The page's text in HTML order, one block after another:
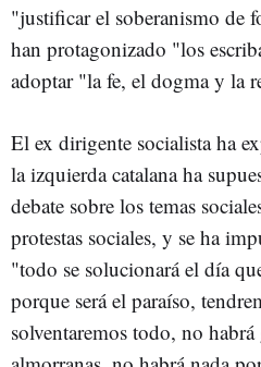
"justificar el soberanismo de
han protagonizado "los
adoptar "la fe, el dogma y la
El ex dirigente socialista ha
la izquierda catalana ha
debate sobre los temas
protestas sociales, y se ha
"todo se solucionará el día
porque será el paraíso,
solventaremos todo, no